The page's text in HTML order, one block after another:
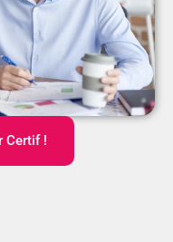
Certif !